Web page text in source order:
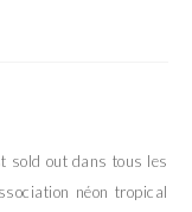
sold out dans tous les
néon tropical